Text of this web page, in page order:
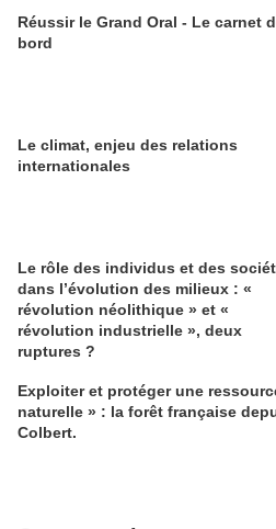
Réussir le Grand Oral - Le carnet
bord
Le climat, enjeu des relations
internationales
Le rôle des individus et des
dans l’évolution des milieux : «
révolution néolithique » et «
révolution industrielle », deux
ruptures ?
Exploiter et protéger une
naturelle » : la forêt française
Colbert.